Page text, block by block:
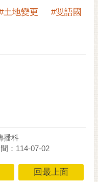
土地變更
#雙語國
播科
：114-07-02
回最上面